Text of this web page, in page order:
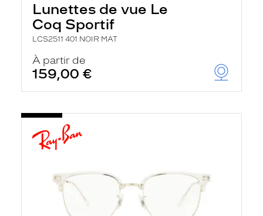
Lunettes de vue Le
Coq Sportif
LCS2511 401 NOIR MAT
À partir de
159,00 €